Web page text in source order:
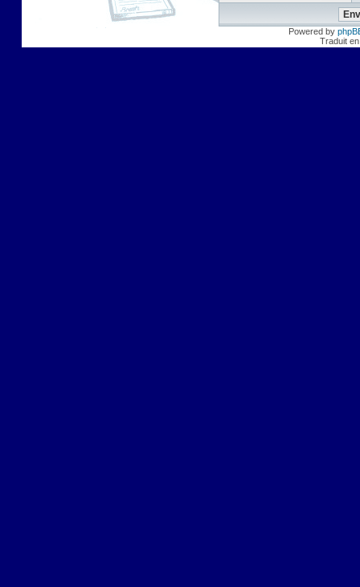
Powered by
Traduit